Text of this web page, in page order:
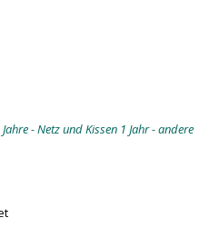
- Netz und Kissen 1 Jahr - andere